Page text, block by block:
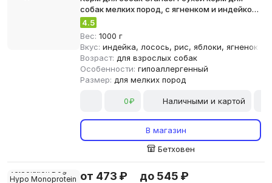
собак мелких пород, с ягненком и индейкой
- 1 кг
4.5
Вес: 1000 г
Вкус: индейка, лосось, рис, яблоки, ягненок
Возраст: для взрослых собак
Особенности: гипоаллергенный
Размер: для мелких пород
0₽ Наличными и картой
В магазин
Бетховен
от 473 ₽ до 545 ₽